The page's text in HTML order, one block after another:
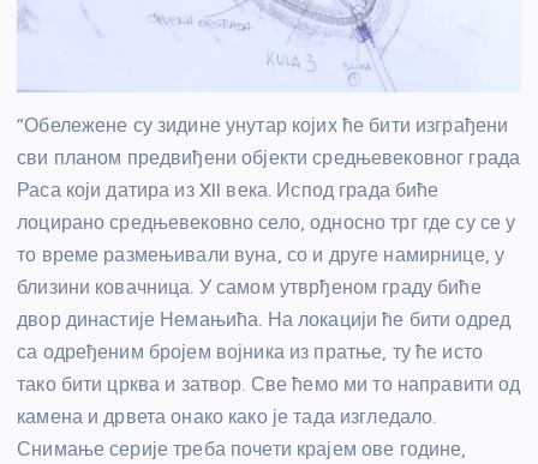
“Обележене су зидине унутар којих ће бити изграђени
сви планом предвиђени објекти средњевековног града
Раса који датира из XII века. Испод града биће
лоцирано средњевековно село, односно трг где су се у
то време размењивали вуна, со и друге намирнице, у
близини ковачница. У самом утврђеном граду биће
двор династије Немањића. На локацији ће бити одред
са одређеним бројем војника из пратње, ту ће исто
тако бити црква и затвор. Све ћемо ми то направити од
камена и дрвета онако како је тада изгледало.
Снимање серије треба почети крајем ове године,